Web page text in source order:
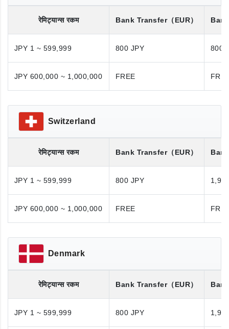
रेमिट्यान्स रकम Bank Transfer（EUR）
JPY 1 ~ 599,999 800 JPY 800
JPY 600,000 ~ 1,000,000 FREE
Switzerland
रेमिट्यान्स रकम Bank Transfer（EUR）
JPY 1 ~ 599,999 800 JPY
JPY 600,000 ~ 1,000,000 FREE
Denmark
रेमिट्यान्स रकम Bank Transfer（EUR）
JPY 1 ~ 599,999 800 JPY